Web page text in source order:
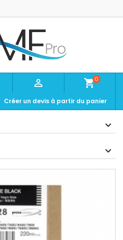
 shopping_cart0
Créer un devis à partir du panier